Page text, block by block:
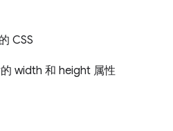
CSS
width 和 height 属性